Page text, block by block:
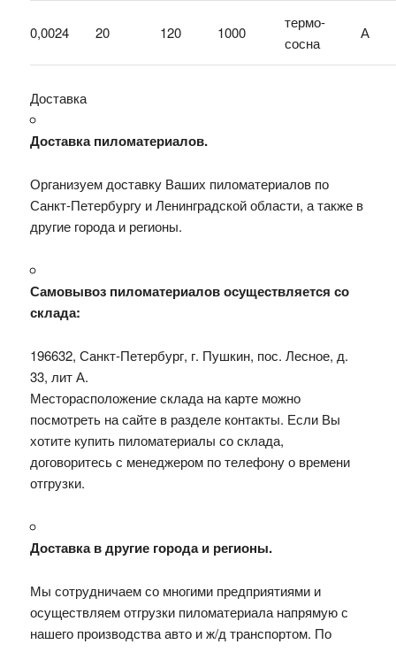
0,0024 20 120 1000
термо-
сосна
А
Доставка
Доставка пиломатериалов.
Организуем доставку Ваших пиломатериалов по
Санкт-Петербургу и Ленинградской области, а также в
другие города и регионы.
Самовывоз пиломатериалов осуществляется со
склада:
196632, Санкт-Петербург, г. Пушкин, пос. Лесное, д.
33, лит А.
Месторасположение склада на карте можно
посмотреть на сайте в разделе контакты. Если Вы
хотите купить пиломатериалы со склада,
договоритесь с менеджером по телефону о времени
отгрузки.
Доставка в другие города и регионы.
Мы сотрудничаем со многими предприятиями и
осуществляем отгрузки пиломатериала напрямую с
нашего производства авто и ж/д транспортом. По